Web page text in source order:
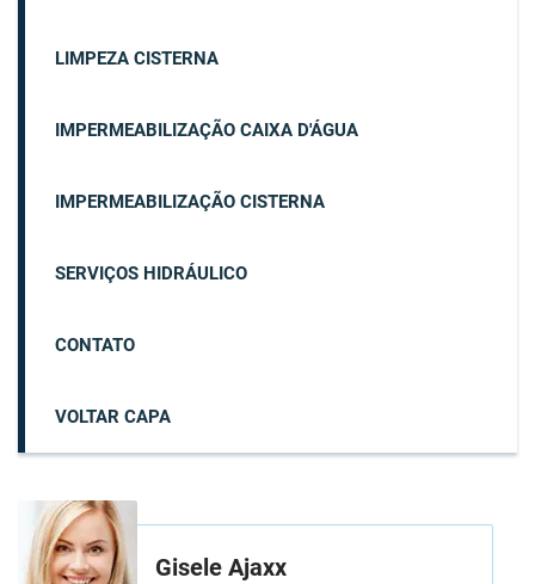
LIMPEZA CISTERNA
IMPERMEABILIZAÇÃO CAIXA D'ÁGUA
IMPERMEABILIZAÇÃO CISTERNA
SERVIÇOS HIDRÁULICO
CONTATO
VOLTAR CAPA
Gisele Ajaxx